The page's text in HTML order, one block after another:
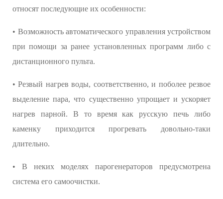
относят последующие их особенности:
• Возможность автоматического управления устройством
при помощи за ранее установленных программ либо с
дистанционного пульта.
• Резвый нагрев воды, соответственно, и поболее резвое
выделение пара, что существенно упрощает и ускоряет
нагрев парной. В то время как русскую печь либо
каменку приходится прогревать довольно-таки
длительно.
• В неких моделях парогенераторов предусмотрена
система его самоочистки.